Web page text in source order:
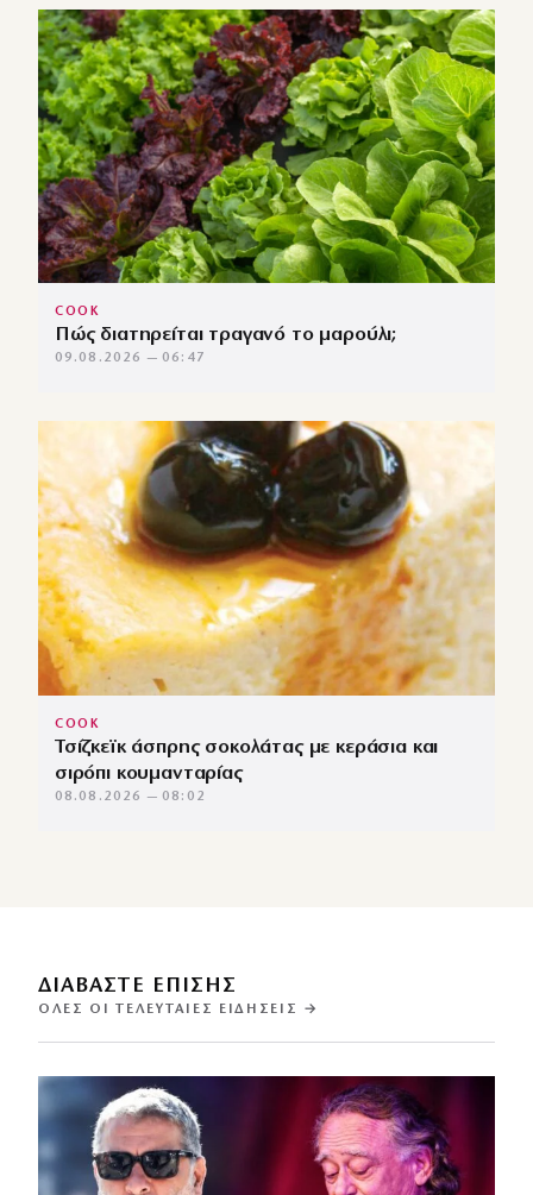
COOK
Πώς διατηρείται τραγανό το μαρούλι;
09.08.2026 — 06:47
COOK
Τσίζκεϊκ άσπρης σοκολάτας με κεράσια και
σιρόπι κουμανταρίας
08.08.2026 — 08:02
ΔΙΑΒΑΣΤΕ ΕΠΙΣΗΣ
ΌΛΕΣ ΟΙ ΤΕΛΕΥΤΑΊΕΣ ΕΙΔΉΣΕΙΣ →